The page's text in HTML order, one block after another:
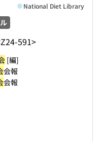
591>
National Diet Library
[編]
会報
会報